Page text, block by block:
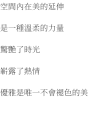
空間內在美的延伸
是一種溫柔的力量
驚艷了時光
嶄露了熱情
優雅是唯一不會褪色的美